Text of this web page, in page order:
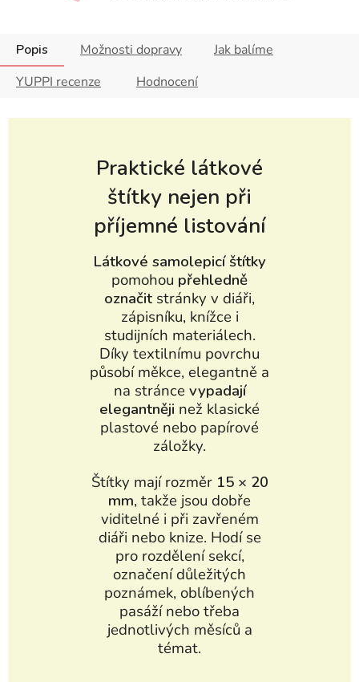
Popis Možnosti dopravy
Jak balíme
YUPPI recenze
Hodnocení
Praktické látkové
štítky nejen při
příjemné listování
Látkové samolepicí štítky
pomohou přehledně
označit stránky v diáři,
zápisníku, knížce i
studijních materiálech.
Díky textilnímu povrchu
působí měkce, elegantně a
na stránce vypadají
elegantněji než klasické
plastové nebo papírové
záložky.
Štítky mají rozměr 15 × 20
mm, takže jsou dobře
viditelné i při zavřeném
diáři nebo knize. Hodí se
pro rozdělení sekcí,
označení důležitých
poznámek, oblíbených
pasáží nebo třeba
jednotlivých měsíců a
témat.